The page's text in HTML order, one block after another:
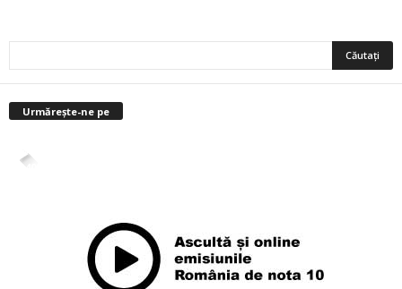
Urmărește-ne pe
4,400